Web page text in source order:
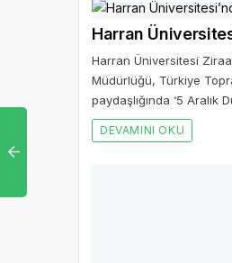
Harran
Harran Üniversitesi
Müdürlüğü, Türkiye
paydaşlığında ‘5
DEVAMINI OKU